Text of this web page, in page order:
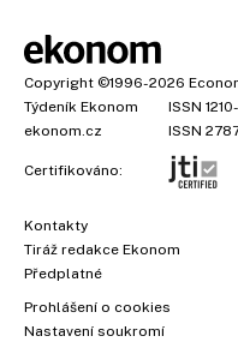
Copyright ©1996-2026
Týdeník Ekonom
ISSN
ekonom.cz
ISSN
Certifikováno:
Kontakty
Tiráž redakce Ekonom
Předplatné
Prohlášení o cookies
Nastavení soukromí